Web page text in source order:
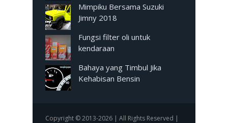
Mimpiku Bersama Suzuki
Jimny 2018
Fungsi filter oli untuk
kendaraan
Bahaya yang Timbul Jika
Kehabisan Bensin
Copyright © 2013-2026 | All Rights Reserved |